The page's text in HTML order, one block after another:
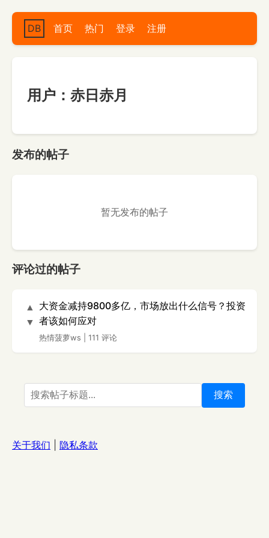
DB 首页 热门 登录 注册
用户：赤日赤月
发布的帖子
暂无发布的帖子
评论过的帖子
▲
▼
大资金减持9800多亿，市场放出什么信号？投资
者该如何应对
热情菠萝ws 111 评论
搜索
关于我们 隐私条款